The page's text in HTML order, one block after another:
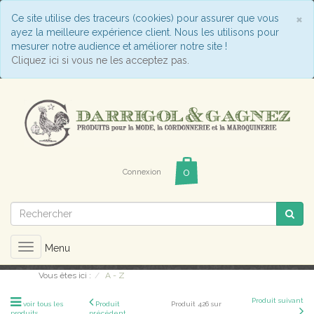
×
Ce site utilise des traceurs (cookies) pour assurer que vous
ayez la meilleure expérience client. Nous les utilisons pour
mesurer notre audience et améliorer notre site !
Cliquez ici si vous ne les acceptez pas.
Connexion
Toggle
navigation
Menu
Vous êtes ici : A - Z
voir tous les
Produit
Produit 426 sur Produit suivant